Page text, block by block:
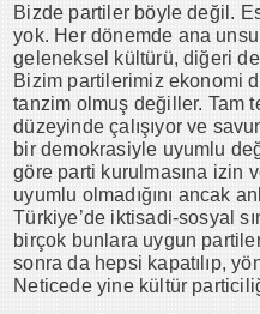
Bizde partiler böyle değil.
yok. Her dönemde ana
geleneksel kültürü, diğeri
Bizim partilerimiz ekonomi
tanzim olmuş değiller. Tam
düzeyinde çalışıyor ve
bir demokrasiyle uyumlu
göre parti kurulmasına izin
uyumlu olmadığını ancak
Türkiye’de iktisadi-sosyal
birçok bunlara uygun
sonra da hepsi kapatılıp,
Neticede yine kültür